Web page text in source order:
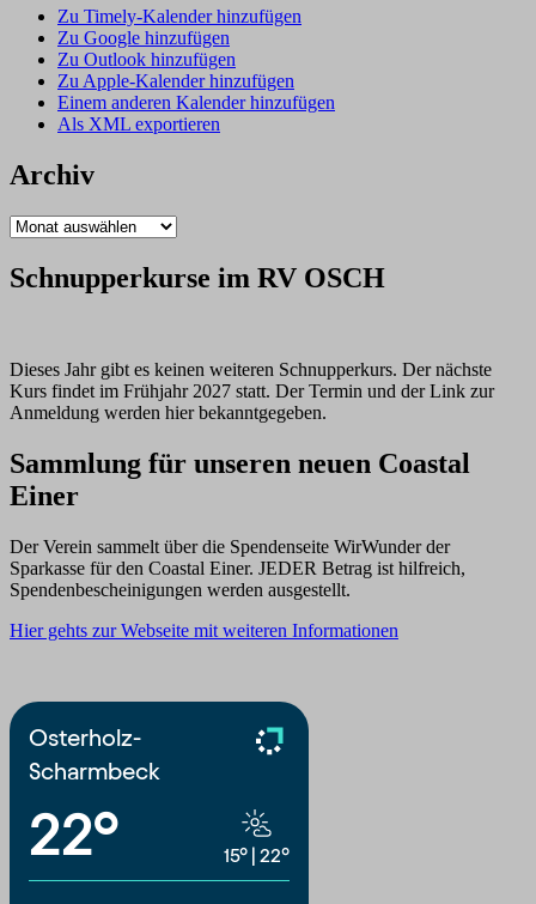
Zu Timely-Kalender hinzufügen
Zu Google hinzufügen
Zu Outlook hinzufügen
Zu Apple-Kalender hinzufügen
Einem anderen Kalender hinzufügen
Als XML exportieren
Archiv
Archiv
Schnupperkurse im RV OSCH
Dieses Jahr gibt es keinen weiteren Schnupperkurs. Der nächste
Kurs findet im Frühjahr 2027 statt. Der Termin und der Link zur
Anmeldung werden hier bekanntgegeben.
Sammlung für unseren neuen Coastal
Einer
Der Verein sammelt über die Spendenseite WirWunder der
Sparkasse für den Coastal Einer. JEDER Betrag ist hilfreich,
Spendenbescheinigungen werden ausgestellt.
Hier gehts zur Webseite mit weiteren Informationen
Osterholz-
Scharmbeck
22° 15° 22°